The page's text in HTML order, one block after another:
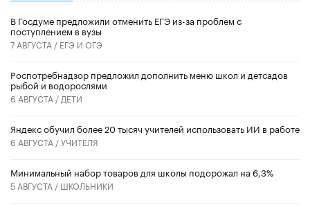
В Госдуме предложили отменить ЕГЭ из-за проблем с
поступлением в вузы
7 АВГУСТА / ЕГЭ И ОГЭ
Роспотребнадзор предложил дополнить меню школ и детсадов
рыбой и водорослями
6 АВГУСТА / ДЕТИ
​Яндекс обучил более 20 тысяч учителей использовать ИИ в работе
6 АВГУСТА /УЧИТЕЛЯ
Минимальный набор товаров для школы подорожал на 6,3%
5 АВГУСТА / ШКОЛЬНИКИ